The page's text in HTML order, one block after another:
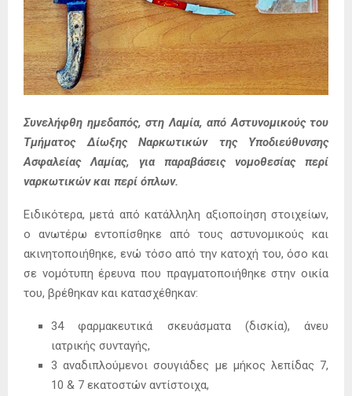
Συνελήφθη ημεδαπός, στη Λαμία, από Αστυνομικούς του
Τμήματος Δίωξης Ναρκωτικών της Υποδιεύθυνσης
Ασφαλείας Λαμίας, για παραβάσεις νομοθεσίας περί
ναρκωτικών και περί όπλων.
Ειδικότερα, μετά από κατάλληλη αξιοποίηση στοιχείων,
ο ανωτέρω εντοπίσθηκε από τους αστυνομικούς και
ακινητοποιήθηκε, ενώ τόσο από την κατοχή του, όσο και
σε νομότυπη έρευνα που πραγματοποιήθηκε στην οικία
του, βρέθηκαν και κατασχέθηκαν:
34 φαρμακευτικά σκευάσματα (δισκία), άνευ
ιατρικής συνταγής,
3 αναδιπλούμενοι σουγιάδες με μήκος λεπίδας 7,
10 & 7 εκατοστών αντίστοιχα,